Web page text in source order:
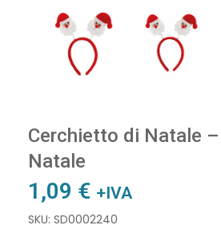
Cerchietto di Natale
Natale
1,09 € +IVA
SKU: SD0002240